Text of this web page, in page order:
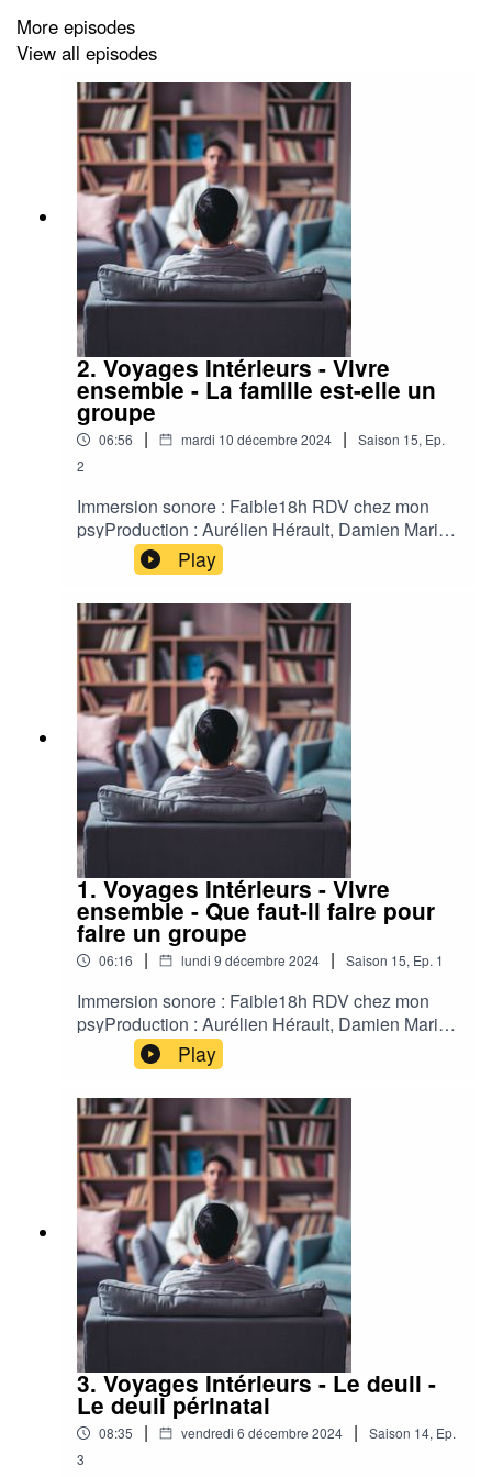
More episodes
View all episodes
2. Voyages Intérieurs - Vivre
ensemble - La famille est-elle un
groupe
06:56 | mardi 10 décembre 2024 | Saison 15, Ep.
2
Immersion sonore : Faible18h RDV chez mon
psyProduction : Aurélien Hérault, Damien Maric,
Jean François TinardChargée de production :
Agathe LedeinAuteur : Danaë Holler et Solène
EkizianComédien : Benoit AllemaneStudio :
Contrechamp Studio Habillage Sonore :
Contrechamp Studio
Play
1. Voyages Intérieurs - Vivre
ensemble - Que faut-il faire pour
faire un groupe
06:16 | lundi 9 décembre 2024 | Saison 15, Ep. 1
Immersion sonore : Faible18h RDV chez mon
psyProduction : Aurélien Hérault, Damien Maric,
Jean François TinardChargée de production :
Agathe LedeinAuteur : Danaë Holler et Solène
EkizianComédien : Benoit AllemaneStudio :
Contrechamp Studio Habillage Sonore :
Contrechamp Studio
Play
3. Voyages Intérieurs - Le deuil -
Le deuil périnatal
08:35 | vendredi 6 décembre 2024 | Saison 14, Ep.
3